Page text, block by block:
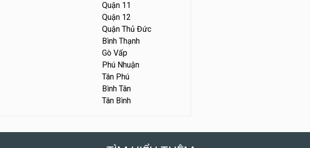
Quận 11
Quận 12
Quận Thủ Đức
Bình Thạnh
Gò Vấp
Phú Nhuận
Tân Phú
Bình Tân
Tân Bình